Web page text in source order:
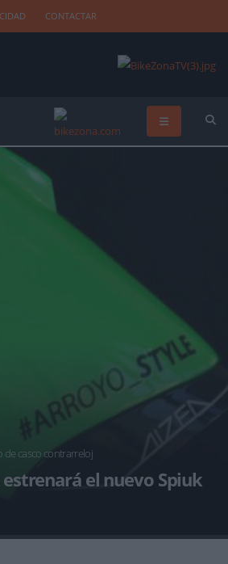
CONTACTAR
de casco contrarreloj
estrenará el nuevo Spiuk